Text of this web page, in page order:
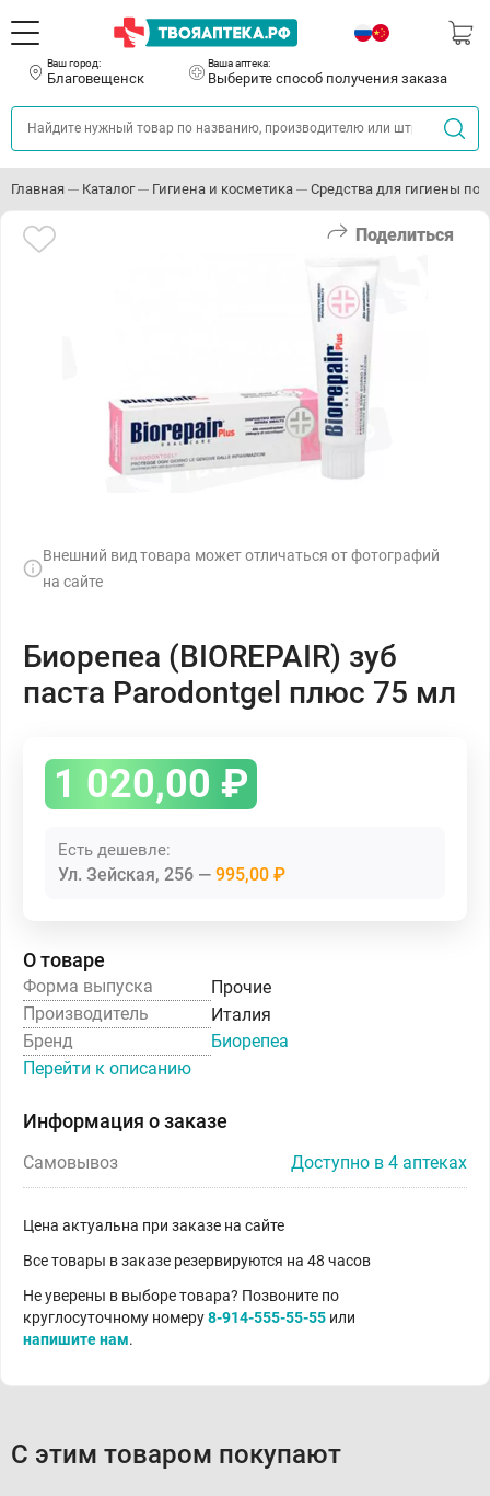
Ваш город:
Благовещенск
Ваша аптека:
Выберите способ получения заказа
Главная Каталог Гигиена и косметика Средства для гигиены
Поделиться
Внешний вид товара может отличаться от фотографий
на сайте
Биорепеа (BIOREPAIR) зуб
паста Parodontgel плюс 75 мл
1 020,00 ₽
Есть дешевле:
Ул. Зейская, 256 995,00 ₽
О товаре
Форма выпуска
Прочие
Производитель
Италия
Бренд
Биорепеа
Перейти к описанию
Информация о заказе
Самовывоз Доступно в 4 аптеках
Цена актуальна при заказе на сайте
Все товары в заказе резервируются на 48 часов
Не уверены в выборе товара? Позвоните по
круглосуточному номеру8-914-555-55-55 или
напишите нам.
С этим товаром покупают